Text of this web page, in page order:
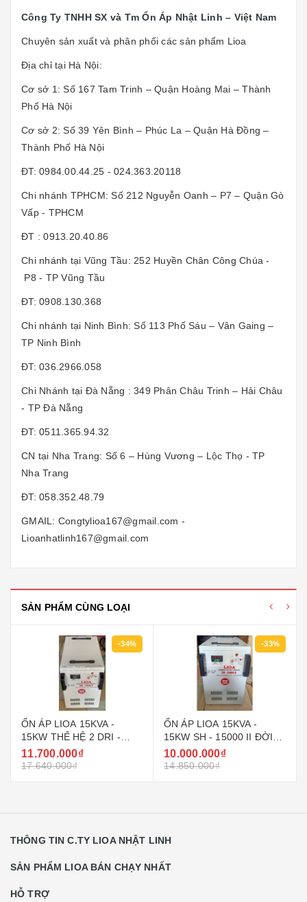
Công Ty TNHH SX và Tm Ổn Áp Nhật Linh – Việt Nam
Chuyên sản xuất và phân phối các sản phẩm Lioa
Địa chỉ tại Hà Nội:
Cơ sở 1: Số 167 Tam Trinh – Quận Hoàng Mai – Thành
Phố Hà Nội
Cơ sở 2: Số 39 Yên Bình – Phúc La – Quận Hà Đồng –
Thành Phố Hà Nội
ĐT: 0984.00.44.25 - 024.363.20118
Chi nhánh TPHCM: Số 212 Nguyễn Oanh – P7 – Quận Gò
Vấp - TPHCM
ĐT : 0913.20.40.86
Chi nhánh tại Vũng Tầu: 252 Huyền Chân Công Chúa -
P8 - TP Vũng Tầu
ĐT: 0908.130.368
Chi nhánh tại Ninh Bình: Số 113 Phố Sáu – Vân Gaing –
TP Ninh Bình
ĐT: 036.2966.058
Chi Nhánh tại Đà Nẵng : 349 Phân Châu Trinh – Hải Châu
- TP Đà Nẵng
ĐT: 0511.365.94.32
CN tại Nha Trang: Số 6 – Hùng Vương – Lộc Thọ - TP
Nha Trang
ĐT: 058.352.48.79
GMAIL: Congtylioa167@gmail.com -
Lioanhatlinh167@gmail.com
SẢN PHẨM CÙNG LOẠI
-34%
ỔN ÁP LIOA 15KVA -
15KW THẾ HỆ 2 DRI -
15000 II ĐỜI MỚI NHẤT
2022 - 2023 DÂY ĐỒNG
11.700.000₫
17.640.000₫
-33%
ỔN ÁP LIOA 15KVA -
15KW SH - 15000 II ĐỜI
MỚI NHẤT 2022 - 2023
DÂY ĐỒNG 100%
10.000.000₫
14.850.000₫
THÔNG TIN C.TY LIOA NHẬT LINH
SẢN PHẨM LIOA BÁN CHẠY NHẤT
HỖ TRỢ